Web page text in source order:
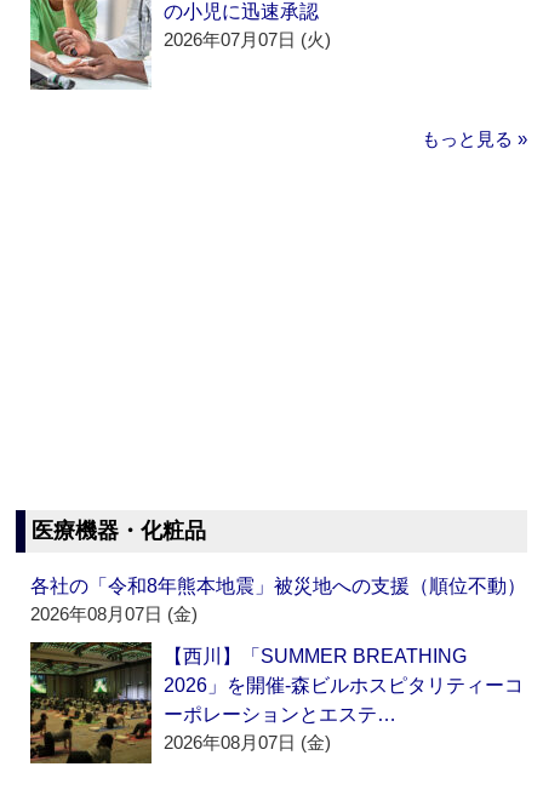
の小児に迅速承認
2026年07月07日 (火)
もっと見る »
医療機器・化粧品
各社の「令和8年熊本地震」被災地への支援（順位不動）
2026年08月07日 (金)
【西川】「SUMMER BREATHING
2026」を開催‐森ビルホスピタリティーコ
ーポレーションとエステ…
2026年08月07日 (金)